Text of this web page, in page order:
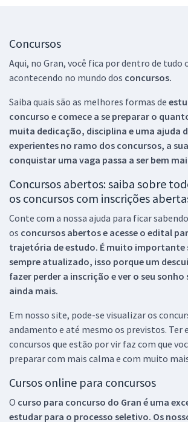
Concursos
Aqui, no Gran, você fica por dentro de tudo
acontecendo no mundo dos concursos.
Saiba quais são as melhores formas de
concurso e comece a se preparar o
muita dedicação, disciplina e uma ajuda
experientes no ramo dos concursos, a
conquistar uma vaga passa a ser bem
Concursos abertos: saiba sobre
os concursos com inscrições
Conte com a nossa ajuda para ficar
os concursos abertos e acesse o edital
trajetória de estudo. É muito importante
sempre atualizado, isso porque um
fazer perder a inscrição e ver o seu
ainda mais.
Em nosso site, pode-se visualizar os
andamento e até mesmo os previstos. Ter
concursos que estão por vir faz com que
preparar com mais calma e com muito
Cursos online para concursos
O curso para concurso do Gran é uma
estudar para o processo seletivo. Os